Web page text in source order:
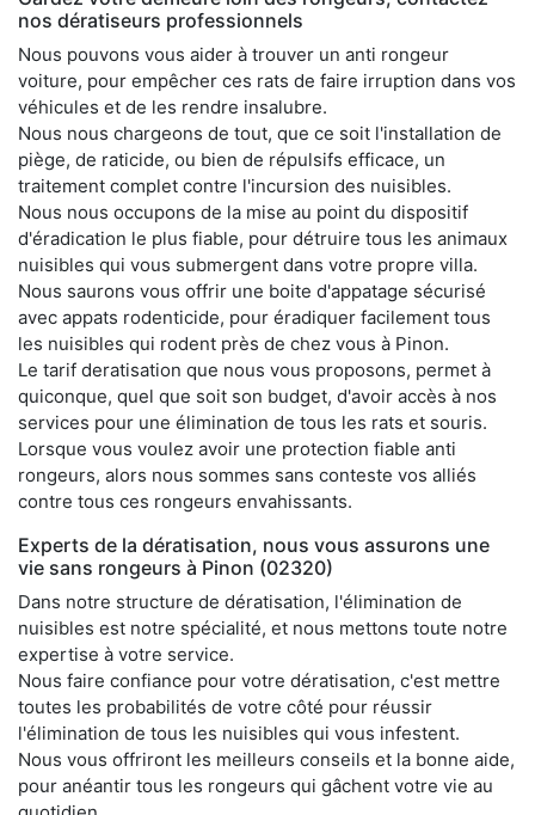
nos dératiseurs professionnels
Nous pouvons vous aider à trouver un anti rongeur
voiture, pour empêcher ces rats de faire irruption dans vos
véhicules et de les rendre insalubre.
Nous nous chargeons de tout, que ce soit l'installation de
piège, de raticide, ou bien de répulsifs efficace, un
traitement complet contre l'incursion des nuisibles.
Nous nous occupons de la mise au point du dispositif
d'éradication le plus fiable, pour détruire tous les animaux
nuisibles qui vous submergent dans votre propre villa.
Nous saurons vous offrir une boite d'appatage sécurisé
avec appats rodenticide, pour éradiquer facilement tous
les nuisibles qui rodent près de chez vous à Pinon.
Le tarif deratisation que nous vous proposons, permet à
quiconque, quel que soit son budget, d'avoir accès à nos
services pour une élimination de tous les rats et souris.
Lorsque vous voulez avoir une protection fiable anti
rongeurs, alors nous sommes sans conteste vos alliés
contre tous ces rongeurs envahissants.
Experts de la dératisation, nous vous assurons une
vie sans rongeurs à Pinon (02320)
Dans notre structure de dératisation, l'élimination de
nuisibles est notre spécialité, et nous mettons toute notre
expertise à votre service.
Nous faire confiance pour votre dératisation, c'est mettre
toutes les probabilités de votre côté pour réussir
l'élimination de tous les nuisibles qui vous infestent.
Nous vous offriront les meilleurs conseils et la bonne aide,
pour anéantir tous les rongeurs qui gâchent votre vie au